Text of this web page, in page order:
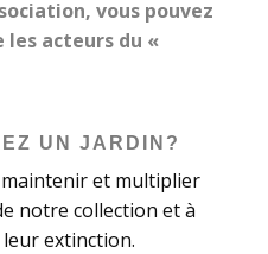
vous pouvez
acteurs du «
UN JARDIN?
et multiplier
notre collection et à
extinction.